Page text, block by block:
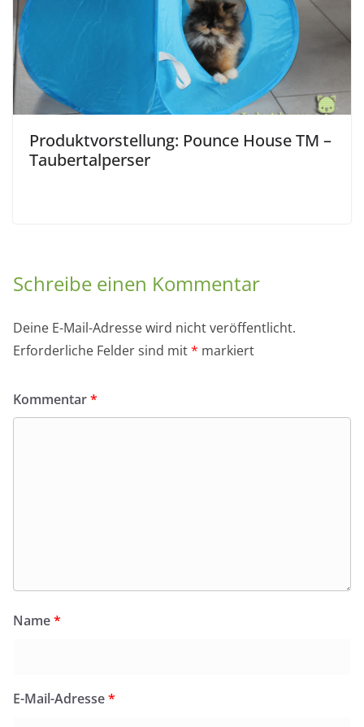
Produktvorstellung: Pounce House TM –
Taubertalperser
Schreibe einen Kommentar
Deine E-Mail-Adresse wird nicht veröffentlicht.
Erforderliche Felder sind mit* markiert
Kommentar*
Name*
E-Mail-Adresse*